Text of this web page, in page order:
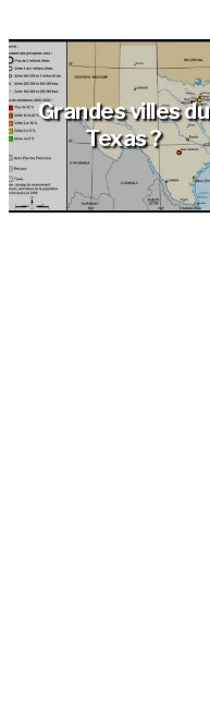
Grandes villes du
Texas ?